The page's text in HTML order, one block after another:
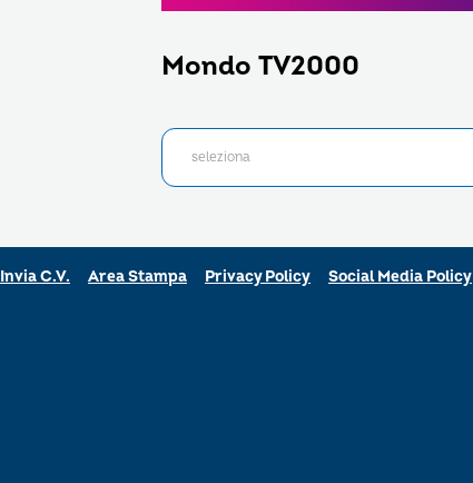
Mondo TV2000
Invia C.V. Area Stampa Privacy Policy Social Media Policy